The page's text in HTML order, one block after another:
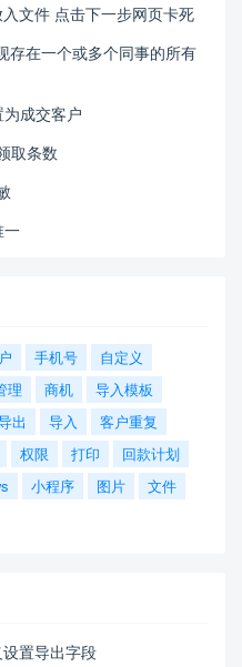
文件 点击下一步网页卡死
存在一个或多个同事的所有
成交客户
取条数
一
手机号
自定义
理 商机
导入模板
出 导入
客户重复
权限 打印
回款计划
小程序 图片
文件
置导出字段